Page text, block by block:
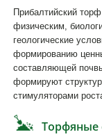
Прибалтийский
физическим,
геологические
формированию
составляющей
формируют
стимуляторами
Торфяные